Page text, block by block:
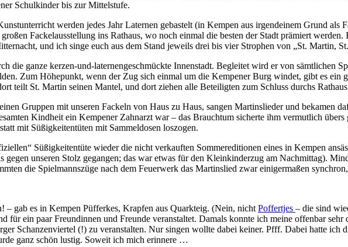
Schulkinder bis zur Mittelstufe.
werden jedes Jahr Laternen gebastelt (in Kempen aus irgendeinem Grund als
Fackelausstellung ins Rathaus, wo noch einmal die besten der Stadt prämiert
und ich singe euch aus dem Stand jeweils drei bis vier Strophen von „St. Martin,
die ganze kerzen-und-laternengeschmückte Innenstadt. Begleitet wird er von sämtlichen
Zum Höhepunkt, wenn der Zug sich einmal um die Kempener Burg windet, gibt es ein
teilt St. Martin seinen Mantel, und dort ziehen alle Beteiligten zum Schluss durchs
Gruppen mit unseren Fackeln von Haus zu Haus, sangen Martinslieder und bekamen
Kindheit ein Kempener Zahnarzt war – das Brauchtum sicherte ihm vermutlich
mit Süßigkeitentüten mit Sammeldosen loszogen.
Süßigkeitentüte wieder die nicht verkauften Sommereditionen eines in Kempen
unseren Stolz gegangen; das war etwas für den Kleinkinderzug am Nachmittag).
die Spielmannszüge nach dem Feuerwerk das Martinslied zwar einigermaßen
– gab es in Kempen Püfferkes, Krapfen aus Quarkteig. (Nein, nicht Poffertjes – die sind
für ein paar Freundinnen und Freunde veranstaltet. Damals konnte ich meine offenbar
Schanzenviertel (!) zu veranstalten. Nur singen wollte dabei keiner. Pfff. Dabei hatte ich
ganz schön lustig. Soweit ich mich erinnere …